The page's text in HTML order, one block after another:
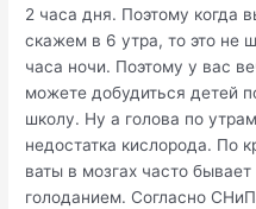
2 часа дня. Поэтому когда
скажем в 6 утра, то это не
часа ночи. Поэтому у вас
можете добудиться детей
школу. Ну а голова по
недостатка кислорода. По
ваты в мозгах часто
голоданием. Согласно